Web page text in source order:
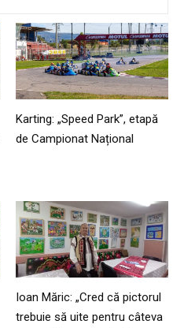
Karting: „Speed Park”, etapă
de Campionat Național
Ioan Măric: „Cred că pictorul
trebuie să uite pentru câteva